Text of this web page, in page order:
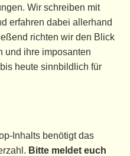
Wir schreiben mit
erfahren dabei allerhand
richten wir den Blick
und ihre imposanten
heute sinnbildlich für
Inhalts benötigt das
Bitte meldet euch